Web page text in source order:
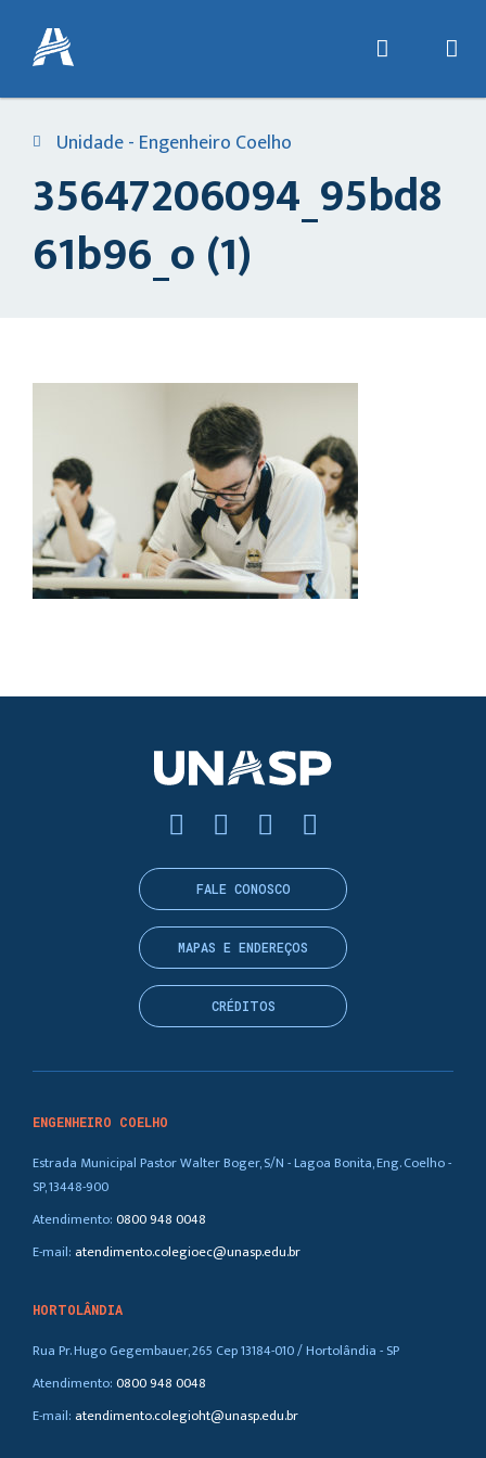
Unidade - Engenheiro Coelho
35647206094_95bd8
61b96_o (1)
ENGENHEIRO COELHO
Estrada Municipal Pastor Walter Boger, S/N - Lagoa Bonita, Eng. Coelho -
SP, 13448-900
Atendimento:0800 948 0048
E-mail: atendimento.colegioec@unasp.edu.br
HORTOLÂNDIA
Rua Pr. Hugo Gegembauer, 265 Cep 13184-010 / Hortolândia - SP
Atendimento:0800 948 0048
E-mail: atendimento.colegioht@unasp.edu.br
FALE CONOSCO
MAPAS E ENDEREÇOS
CRÉDITOS